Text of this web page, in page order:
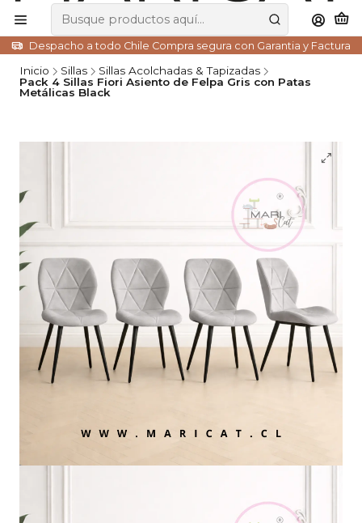
Despacho a todo Chile Compra segura con Garantia y Factura
Inicio Sillas
Sillas Acolchadas & Tapizadas
Pack 4 Sillas Fiori Asiento de Felpa Gris con Patas
Metálicas Black